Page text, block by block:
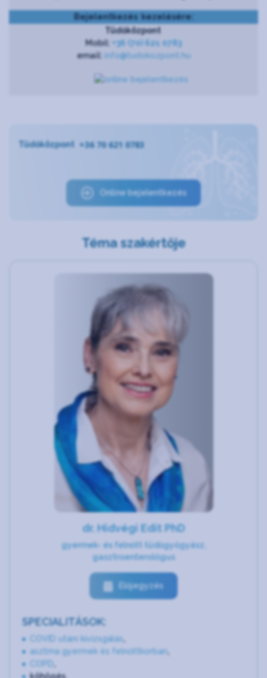
Bejelentkezés kezelésére:
Tüdőközpont
Mobil: +36 (70) 621 0783
email: info@tudokozpont.hu
Tüdőközpont +36 70 621 0783
Online bejelentkezés
Téma szakértője
dr. Hidvégi Edit PhD
gyermek- és felnőtt tüdőgyógyász,
gasztroenterológus
SPECIALITÁSOK:
COVID utáni kivizsgálás
asztma gyermek és felnőttkorban,
COPD
Előjegyzés